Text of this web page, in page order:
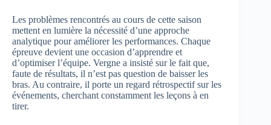
Les problèmes rencontrés au cours de cette saison
mettent en lumière la nécessité d’une approche
analytique pour améliorer les performances. Chaque
épreuve devient une occasion d’apprendre et
d’optimiser l’équipe. Vergne a insisté sur le fait que,
faute de résultats, il n’est pas question de baisser les
bras. Au contraire, il porte un regard rétrospectif sur les
événements, cherchant constamment les leçons à en
tirer.